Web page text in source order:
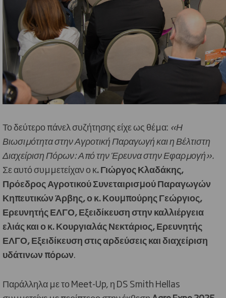
Το δεύτερο πάνελ συζήτησης είχε ως θέμα: «Η
Βιωσιμότητα στην Αγροτική Παραγωγή και η Βέλτιστη
Διαχείριση Πόρων: Από την Έρευνα στην Εφαρμογή».
Σε αυτό συμμετείχαν ο κ. Γιώργος Κλαδάκης,
Πρόεδρος Αγροτικού Συνεταιρισμού Παραγωγών
Κηπευτικών Άρβης, ο κ. Κουμπούρης Γεώργιος,
Ερευνητής ΕΛΓΟ, Εξειδίκευση στην καλλιέργεια
ελιάς και ο κ. Κουργιαλάς Νεκτάριος, Ερευνητής
ΕΛΓΟ, Εξειδίκευση στις αρδεύσεις και διαχείριση
υδάτινων πόρων.
Παράλληλα με το Meet-Up, η DS Smith Hellas